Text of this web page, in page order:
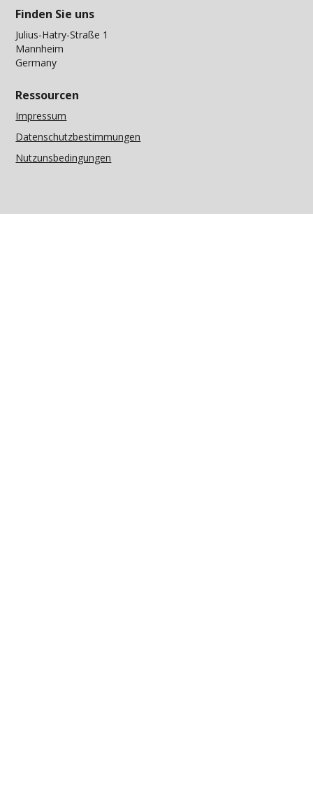
Finden Sie uns
Julius-Hatry-Straße 1
Mannheim
Germany
Ressourcen
Impressum
Datenschutzbestimmungen
Nutzunsbedingungen